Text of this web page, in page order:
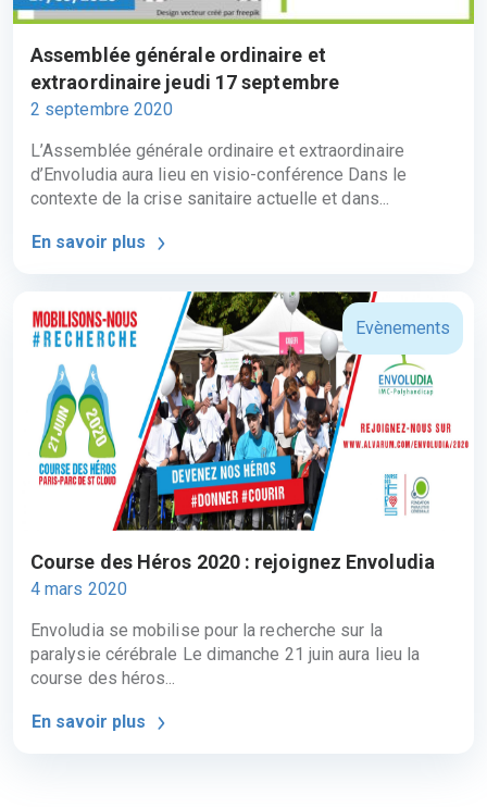
Assemblée générale ordinaire et
extraordinaire jeudi 17 septembre
2 septembre 2020
L’Assemblée générale ordinaire et extraordinaire
d’Envoludia aura lieu en visio-conférence Dans le
contexte de la crise sanitaire actuelle et dans...
En savoir plus
Evènements
Course des Héros 2020 : rejoignez Envoludia
4 mars 2020
Envoludia se mobilise pour la recherche sur la
paralysie cérébrale Le dimanche 21 juin aura lieu la
course des héros...
En savoir plus